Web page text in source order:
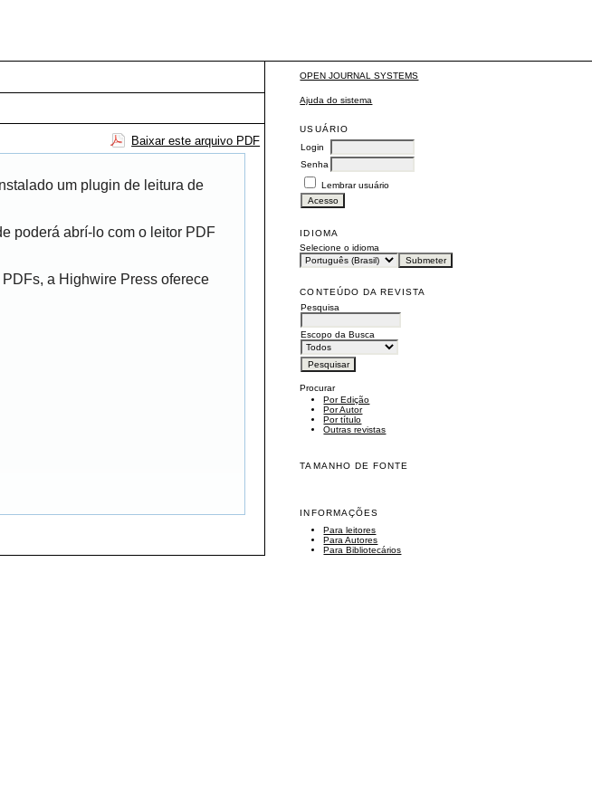
OPEN JOURNAL SYSTEMS
Ajuda do sistema
USUÁRIO
Login
Senha
Lembrar usuário
IDIOMA
Selecione o idioma
CONTEÚDO DA REVISTA
Pesquisa
Escopo da Busca
Procurar
Por Edição
Por Autor
Por título
Outras revistas
TAMANHO DE FONTE
INFORMAÇÕES
Para leitores
Para Autores
Para Bibliotecários
Baixar este arquivo PDF
um plugin de leitura de
poderá abrí-lo com o leitor PDF
a Highwire Press oferece